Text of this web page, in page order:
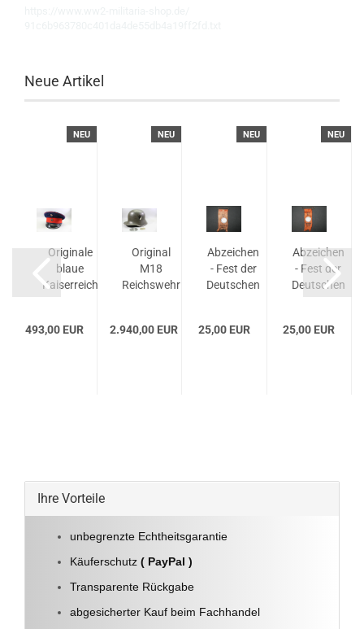
Neue Artikel
NEU
Originale
blaue
Kaiserreich
Offiziere...
493,00 EUR
NEU
Original
M18
Reichswehr
Thiel &
2.940,00 EUR
NEU
Abzeichen
- Fest der
Deutschen
25,00 EUR
NEU
Abzeichen
- Fest der
Deutschen
25,00 EUR
Ihre Vorteile
unbegrenzte Echtheitsgarantie
Käuferschutz ( PayPal )
Transparente Rückgabe
abgesicherter Kauf beim Fachhandel